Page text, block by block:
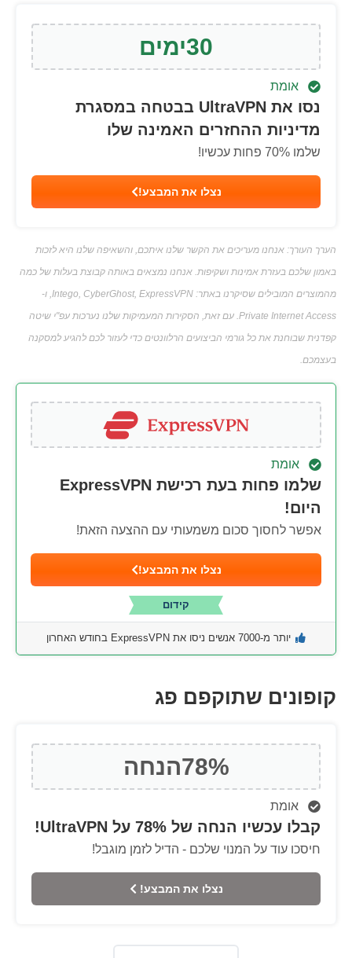
הערך העורך: אנחנו מעריכים את הקשר שלנו איתכם, והשאיפה שלנו היא לזכות
באמון שלכם בעזרת אמינות ושקיפות. אנחנו נמצאים באותה קבוצת בעלות של כמה
מהמוצרים המובילים שסיקרנו באתר: Intego, CyberGhost, ExpressVPN, ו-
Private Internet Access. עם זאת, הסקירות המעמיקות שלנו נערכות עפ"י שיטה
קפדנית שבוחנת את כל גורמי הביצועים הרלוונטים כדי לעזור לכם להגיע למסקנה
בעצמכם.
30ימים
אומת
נסו את UltraVPN בבטחה במסגרת
מדיניות ההחזרים האמינה שלו
שלמו 70% פחות עכשיו!
נצלו את המבצע!
אומת
שלמו פחות בעת רכישת ExpressVPN
היום!
אפשר לחסוך סכום משמעותי עם ההצעה הזאת!
נצלו את המבצע!
קידום
יותר מ-7000 אנשים ניסו את ExpressVPN בחודש האחרון
קופונים שתוקפם פג
78%הנחה
אומת
קבלו עכשיו הנחה של 78% על UltraVPN!
חיסכו עוד על המנוי שלכם - הדיל לזמן מוגבל!
נצלו את המבצע!